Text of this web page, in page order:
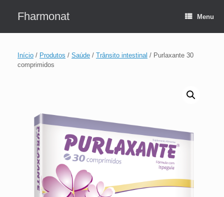
Fharmonat Menu
Início / Produtos / Saúde / Trânsito intestinal / Purlaxante 30
comprimidos